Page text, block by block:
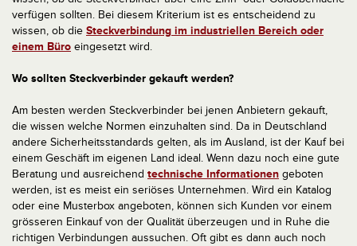
verfügen sollten. Bei diesem Kriterium ist es entscheidend zu
wissen, ob die Steckverbindung im industriellen Bereich oder
einem Büro eingesetzt wird.
Wo sollten Steckverbinder gekauft werden?
Am besten werden Steckverbinder bei jenen Anbietern gekauft,
die wissen welche Normen einzuhalten sind. Da in Deutschland
andere Sicherheitsstandards gelten, als im Ausland, ist der Kauf bei
einem Geschäft im eigenen Land ideal. Wenn dazu noch eine gute
Beratung und ausreichend technische Informationen geboten
werden, ist es meist ein seriöses Unternehmen. Wird ein Katalog
oder eine Musterbox angeboten, können sich Kunden vor einem
grösseren Einkauf von der Qualität überzeugen und in Ruhe die
richtigen Verbindungen aussuchen. Oft gibt es dann auch noch